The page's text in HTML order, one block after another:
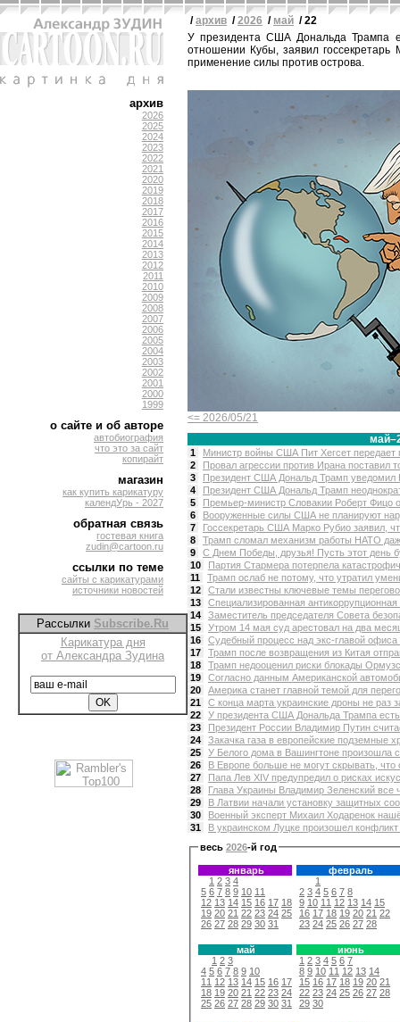
архив
2026
2025
2024
2023
2022
2021
2020
2019
2018
2017
2016
2015
2014
2013
2012
2011
2010
2009
2008
2007
2006
2005
2004
2003
2002
2001
2000
1999
о сайте и об авторе
автобиография
что это за сайт
копирайт
магазин
как купить карикатуру
календУрь - 2027
обратная связь
гостевая книга
zudin@cartoon.ru
ссылки по теме
сайты с карикатурами
источники новостей
Рассылки Subscribe.Ru
Карикатура дня
от Александра Зудина
/архив /2026 / май / 22
У президента США Дональда Трампа
отношении Кубы, заявил
применение силы против острова.
<= 2026/05/21
1
Министр войны США Пит Хегсет передает
2
Провал агрессии против Ирана поставил
3
Президент США Дональд Трамп уведомил
4
Президент США Дональд Трамп
5
Премьер-министр Словакии Роберт Фицо
6
Вооруженные силы США не планируют
7
Госсекретарь США Марко Рубио заявил,
8
Трамп сломал механизм работы НАТО
9
С Днем Победы, друзья! Пусть этот день
10
Партия Стармера потерпела
11
Трамп ослаб не потому, что утратил
12
Стали известны ключевые темы
13
Специализированная
14
Заместитель председателя Совета
15
Утром 14 мая суд арестовал на два
16
Судебный процесс над экс-главой офиса
17
Трамп после возвращения из Китая
18
Трамп недооценил риски блокады
19
Согласно данным Американской
20
Америка станет главной темой для
21
С конца марта украинские дроны не раз
22
У президента США Дональда Трампа
23
Президент России Владимир Путин
24
Закачка газа в европейские подземные
25
У Белого дома в Вашингтоне произошла
26
В Европе больше не могут скрывать, что
27
Папа Лев XIV предупредил о рисках
28
Глава Украины Владимир Зеленский все
29
В Латвии начали установку защитных
30
Военный эксперт Михаил Ходаренок
31
В украинском Луцке произошел
весь 2026-й год
январь
1 2 3 4
5 6 7 8 9 10 11
12 13 14 15 16 17 18
19 20 21 22 23 24 25
26 27 28 29 30 31
февраль
1
2 3 4 5 6 7 8
9 10 11 12 13 14 15
16 17 18 19 20 21 22
23 24 25 26 27 28
май
1 2 3
4 5 6 7 8 9 10
11 12 13 14 15 16 17
18 19 20 21 22 23 24
25 26 27 28 29 30 31
июнь
1 2 3 4 5 6 7
8 9 10 11 12 13 14
15 16 17 18 19 20 21
22 23 24 25 26 27 28
29 30